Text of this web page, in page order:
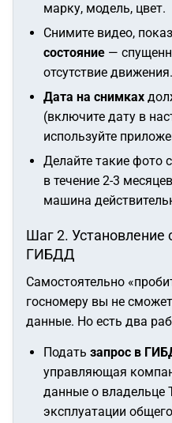
марку, модель, цвет.
Снимите видео,
состояние —
отсутствие движения.
Дата на снимках
(включите дату в
используйте
Делайте такие фото с
в течение 2-3
машина
Шаг 2. Установление
ГИБДД
Самостоятельно
госномеру вы не
данные. Но есть два
Подать запрос в
управляющая
данные о
эксплуатации